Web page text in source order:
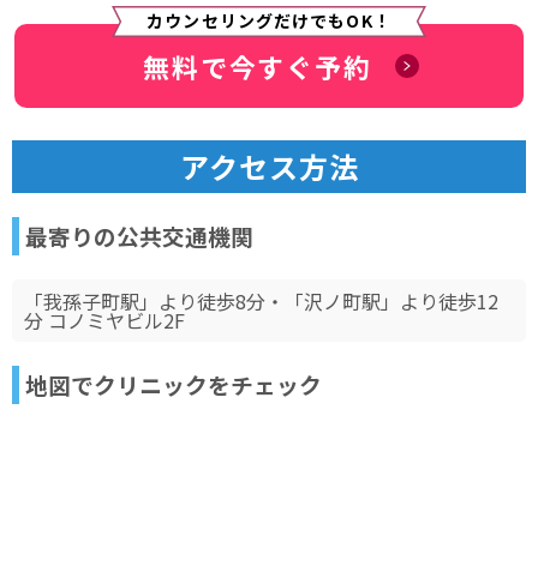
カウンセリングだけでもOK！
無料で今すぐ予約
アクセス方法
最寄りの公共交通機関
「我孫子町駅」より徒歩8分・「沢ノ町駅」より徒歩12
分 コノミヤビル2F
地図でクリニックをチェック